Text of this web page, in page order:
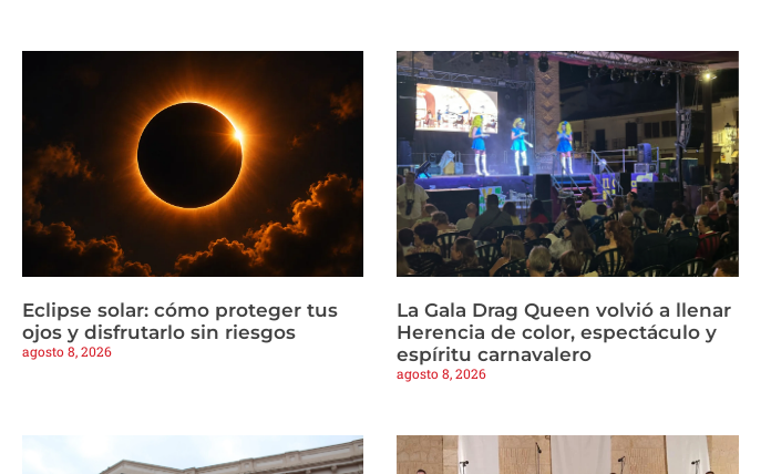
Eclipse solar: cómo proteger tus
ojos y disfrutarlo sin riesgos
agosto 8, 2026
La Gala Drag Queen volvió a llenar
Herencia de color, espectáculo y
espíritu carnavalero
agosto 8, 2026